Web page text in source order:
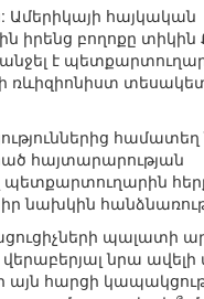
հայկական
բողոքը տիկին
է
ռևիզիոնիստ
հայտարարության
նախկին
պալատի
նրա
այն հարցի